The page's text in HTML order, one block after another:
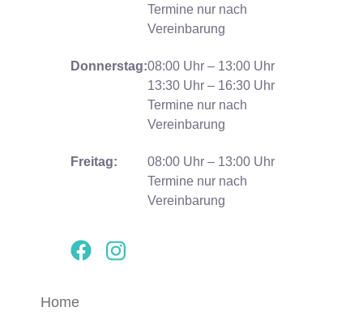
Termine nur nach
Vereinbarung
Donnerstag:08:00 Uhr – 13:00 Uhr
13:30 Uhr – 16:30 Uhr
Termine nur nach
Vereinbarung
Freitag:
08:00 Uhr – 13:00 Uhr
Termine nur nach
Vereinbarung
Home